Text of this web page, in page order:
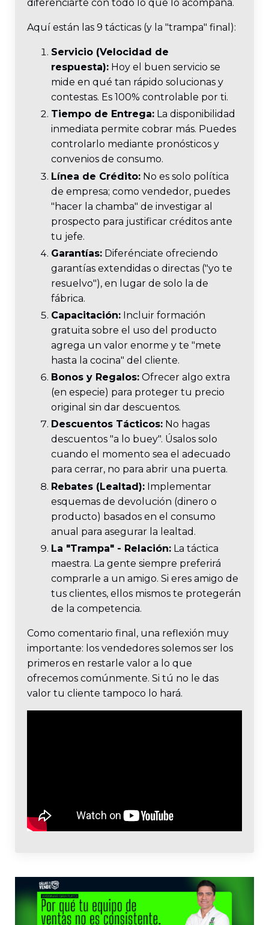
diferenciarte con todo lo que lo acompaña.
Aquí están las 9 tácticas (y la "trampa" final):
Servicio (Velocidad de
respuesta): Hoy el buen servicio se
mide en qué tan rápido solucionas y
contestas. Es 100% controlable por ti.
Tiempo de Entrega: La disponibilidad
inmediata permite cobrar más. Puedes
controlarlo mediante pronósticos y
convenios de consumo.
Línea de Crédito: No es solo política
de empresa; como vendedor, puedes
"hacer la chamba" de investigar al
prospecto para justificar créditos ante
tu jefe.
Garantías: Diferénciate ofreciendo
garantías extendidas o directas ("yo te
resuelvo"), en lugar de solo la de
fábrica.
Capacitación: Incluir formación
gratuita sobre el uso del producto
agrega un valor enorme y te "mete
hasta la cocina" del cliente.
Bonos y Regalos: Ofrecer algo extra
(en especie) para proteger tu precio
original sin dar descuentos.
Descuentos Tácticos: No hagas
descuentos "a lo buey". Úsalos solo
cuando el momento sea el adecuado
para cerrar, no para abrir una puerta.
Rebates (Lealtad): Implementar
esquemas de devolución (dinero o
producto) basados en el consumo
anual para asegurar la lealtad.
La "Trampa" - Relación: La táctica
maestra. La gente siempre preferirá
comprarle a un amigo. Si eres amigo de
tus clientes, ellos mismos te protegerán
de la competencia.
Como comentario final, una reflexión muy
importante: los vendedores solemos ser los
primeros en restarle valor a lo que
ofrecemos comúnmente. Si tú no le das
valor tu cliente tampoco lo hará.